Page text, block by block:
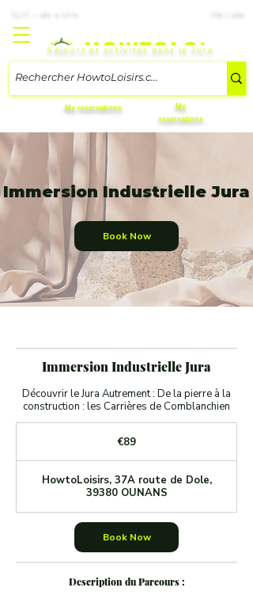
FR | EN
Séjours et activités dans le Jura
My
reservations
My reservations
Immersion Industrielle Jura
Book Now
Immersion Industrielle Jura
Découvrir le Jura Autrement : De la pierre à la
construction : les Carrières de Comblanchien
€89
HowtoLoisirs, 37A route de Dole,
39380 OUNANS
Book Now
Description du Parcours :